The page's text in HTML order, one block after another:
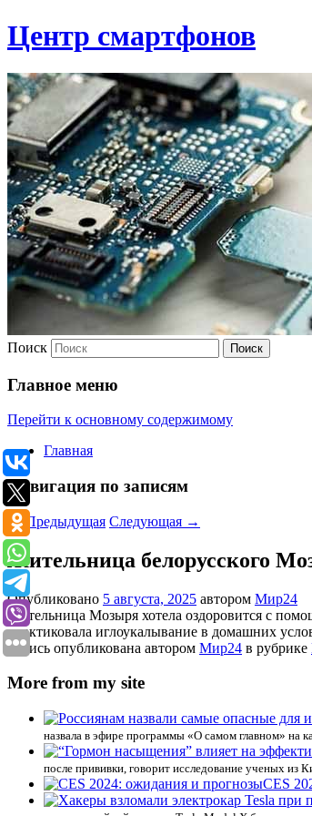
Центр смартфонов
Поиск
Главное меню
Перейти к основному содержимому
Главная
Навигация по записям
←Предыдущая Следующая →
Жительница белорусского
Опубликовано 5 августа, 2025 автором Мир24
Жительница Мозыря хотела оздоровится с
практиковала иглоукалывание в домашних
Запись опубликована автором Мир24 в рубрике
More from my site
назвала в эфире программы «О самом главном»
после прививки, говорит исследование ученых из
CES